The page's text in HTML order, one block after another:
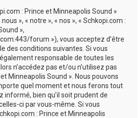
: Prince et Minneapolis Sound »
», « notre », « nos », « Schkopi.com :
»,
forum »), vous acceptez d’être
des conditions suivantes. Si vous
responsable de toutes les
n’accédez pas et/ou n’utilisez pas
Minneapolis Sound ». Nous pouvons
quel moment et nous ferons tout
informé, bien qu’il soit prudent de
ci par vous-même. Si vous
: Prince et Minneapolis